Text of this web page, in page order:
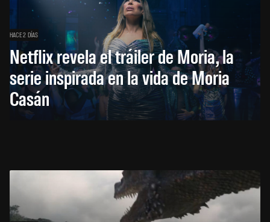
HACE 2 DÍAS
Netflix revela el tráiler de Moria, la
serie inspirada en la vida de Moria
Casán